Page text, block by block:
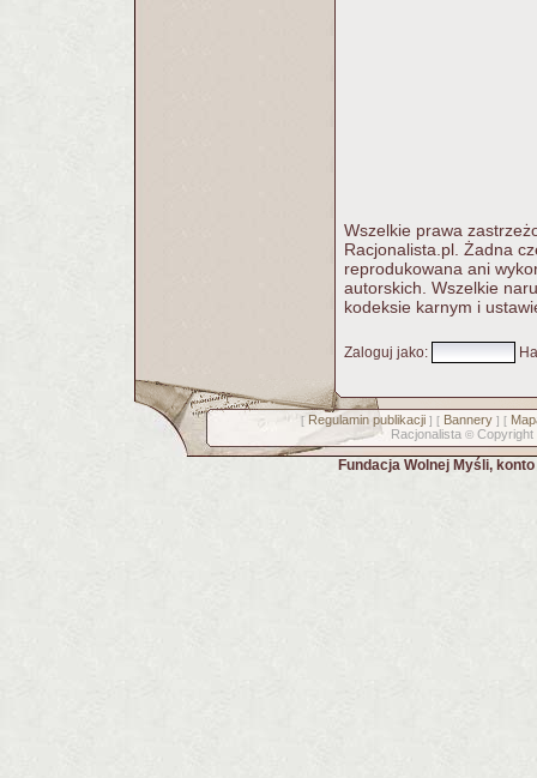
Wszelkie prawa
Racjonalista.pl. Żadna
reprodukowana ani
autorskich. Wszelkie
kodeksie karnym i
Zaloguj jako:
[ Regulamin publikacji] [ Bannery] [
Racjonalista © Copyright
Fundacja Wolnej Myśli,